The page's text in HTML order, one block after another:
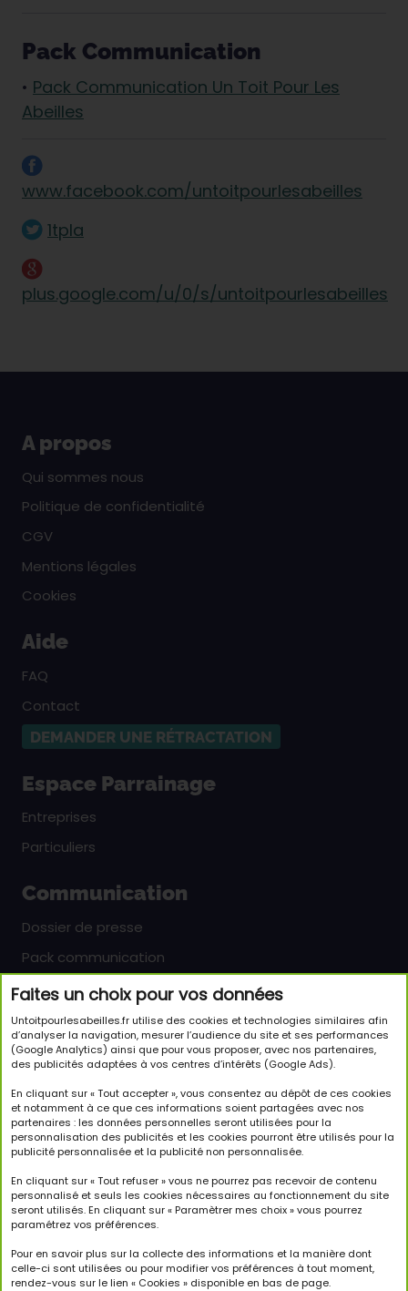
Faites un choix pour vos données
Untoitpourlesabeilles.fr utilise des cookies et technologies similaires afin
d’analyser la navigation, mesurer l’audience du site et ses performances
(Google Analytics) ainsi que pour vous proposer, avec nos partenaires,
des publicités adaptées à vos centres d’intérêts (Google Ads).
En cliquant sur « Tout accepter », vous consentez au dépôt de ces cookies
et notamment à ce que ces informations soient partagées avec nos
partenaires : les données personnelles seront utilisées pour la
personnalisation des publicités et les cookies pourront être utilisés pour la
publicité personnalisée et la publicité non personnalisée.
En cliquant sur « Tout refuser » vous ne pourrez pas recevoir de contenu
personnalisé et seuls les cookies nécessaires au fonctionnement du site
seront utilisés. En cliquant sur « Paramètrer mes choix » vous pourrez
paramétrez vos préférences.
Pour en savoir plus sur la collecte des informations et la manière dont
celle-ci sont utilisées ou pour modifier vos préférences à tout moment,
rendez-vous sur le lien « Cookies » disponible en bas de page.
Pack Communication
• Pack Communication Un Toit Pour Les
Abeilles
www.facebook.com/untoitpourlesabeilles
1tpla
plus.google.com/u/0/s/untoitpourlesabeilles
A propos
Qui sommes nous
Politique de confidentialité
CGV
Mentions légales
Cookies
Aide
FAQ
Contact
DEMANDER UNE RÉTRACTATION
Espace Parrainage
Entreprises
Particuliers
Communication
Dossier de presse
Pack communication
Newsletter
Inscrivez-vous pour en savoir plus sur le monde
passionnant des abeilles et sur notre initiative.
JE M'INSCRIS À LA NEWSLETTER
Suivez-nous
Copyright © 2026 Un Toit Pour Les Abeilles. Tous droits
réservés.